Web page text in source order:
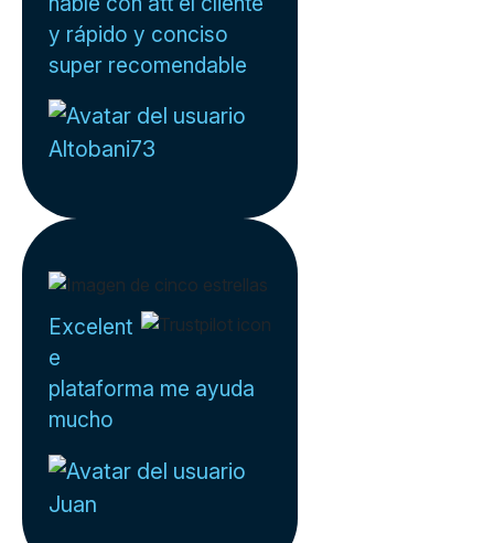
y rápido y conciso
super recomendable
Altobani73
Excelent
e
plataforma me ayuda
mucho
Juan